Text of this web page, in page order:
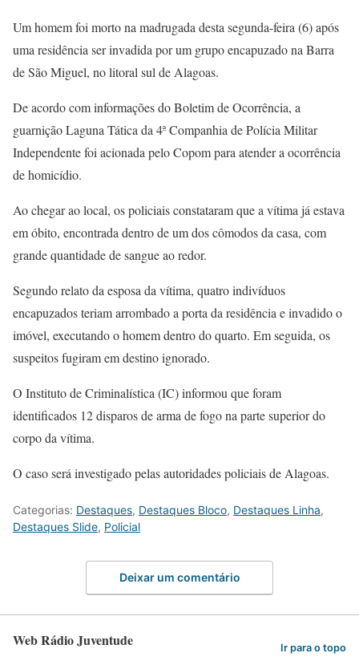
Um homem foi morto na madrugada desta segunda-feira (6) após
uma residência ser invadida por um grupo encapuzado na Barra
de São Miguel, no litoral sul de Alagoas.
De acordo com informações do Boletim de Ocorrência, a
guarnição Laguna Tática da 4ª Companhia de Polícia Militar
Independente foi acionada pelo Copom para atender a ocorrência
de homicídio.
Ao chegar ao local, os policiais constataram que a vítima já estava
em óbito, encontrada dentro de um dos cômodos da casa, com
grande quantidade de sangue ao redor.
Segundo relato da esposa da vítima, quatro indivíduos
encapuzados teriam arrombado a porta da residência e invadido o
imóvel, executando o homem dentro do quarto. Em seguida, os
suspeitos fugiram em destino ignorado.
O Instituto de Criminalística (IC) informou que foram
identificados 12 disparos de arma de fogo na parte superior do
corpo da vítima.
O caso será investigado pelas autoridades policiais de Alagoas.
Categorias: Destaques, Destaques Bloco, Destaques Linha,
Destaques Slide, Policial
Deixar um comentário
Web Rádio Juventude Ir para o topo